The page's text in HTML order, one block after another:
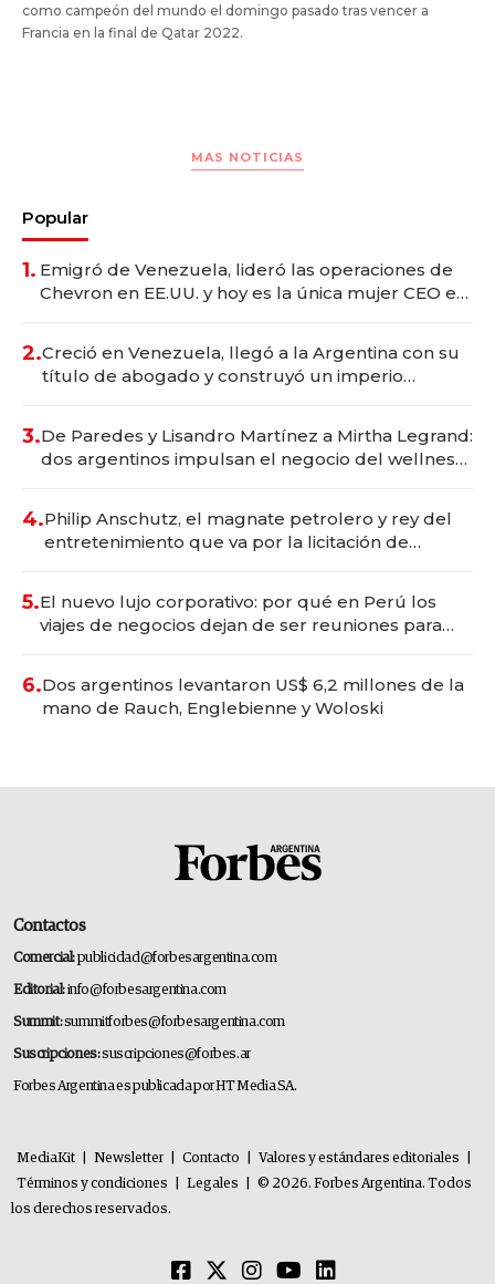
como campeón del mundo el domingo pasado tras vencer a
Francia en la final de Qatar 2022.
MAS NOTICIAS
Popular
1. Emigró de Venezuela, lideró las operaciones de
Chevron en EE.UU. y hoy es la única mujer CEO en
2.Creció en Venezuela, llegó a la Argentina con su
título de abogado y construyó un imperio
3.De Paredes y Lisandro Martínez a Mirtha Legrand:
dos argentinos impulsan el negocio del wellness
4.Philip Anschutz, el magnate petrolero y rey del
entretenimiento que va por la licitación de
5.El nuevo lujo corporativo: por qué en Perú los
viajes de negocios dejan de ser reuniones para
6.Dos argentinos levantaron US$ 6,2 millones de la
mano de Rauch, Englebienne y Woloski
Contactos
Comercial:publicidad@forbesargentina.com
Editorial:info@forbesargentina.com
Summit:summitforbes@forbesargentina.com
Suscripciones:suscripciones@forbes.ar
Forbes Argentina es publicada por HT Media SA.
MediaKit Newsletter Contacto Valores y estándares editoriales
Términos y condiciones
Legales
© 2026. Forbes Argentina. Todos
los derechos reservados.